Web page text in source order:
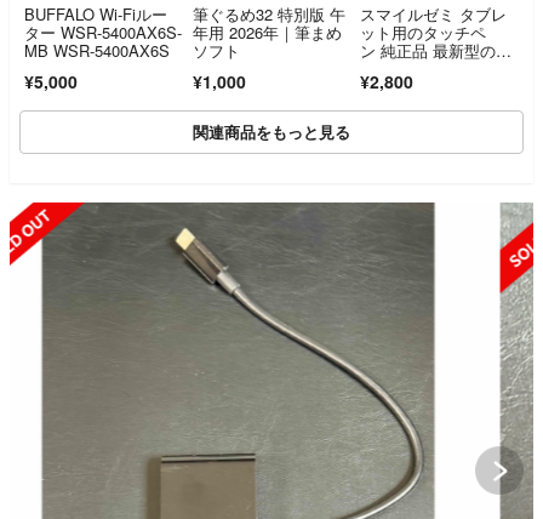
BUFFALO Wi-Fiルー
ター WSR-5400AX6S-
MB WSR-5400AX6S
¥5,000
筆ぐるめ32 特別版 午
年用 2026年｜筆まめ
ソフト
¥1,000
スマイルゼミ タブレ
ット用のタッチペ
ン 純正品 最新型の三
ザーペン）動作確認済
み
¥2,800
関連商品をもっと見る